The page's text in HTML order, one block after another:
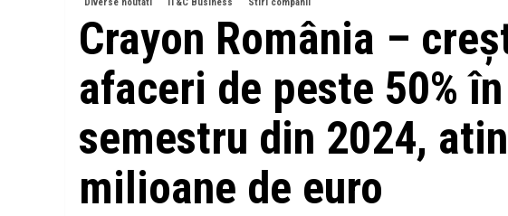
Crayon România –
afaceri de peste 50%
semestru din 2024,
milioane de euro